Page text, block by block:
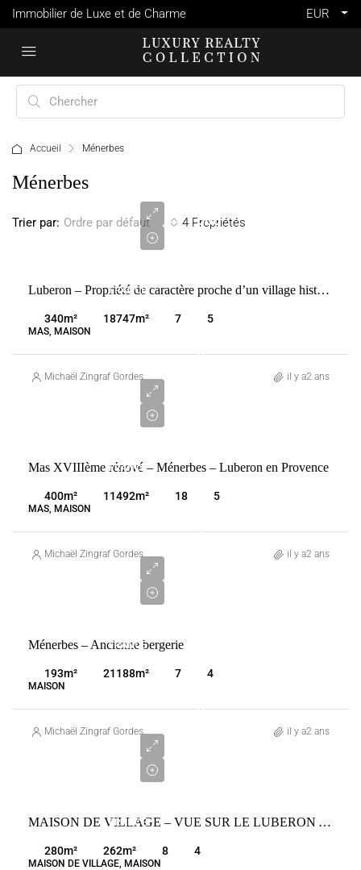
Immobilier de Luxe et de Charme EUR
Accueil Ménerbes
Ménerbes
4 Propriétés
Trier par: Ordre par défaut
FRANCE
000
Luberon – Propriété de caractère proche d’un village historique
340m² 18747m² 7 5
MAS, MAISON
Michaël Zingraf Gordes il y a2 ans
FRANCE
2
Mas XVIIIème rénové – Ménerbes – Luberon en Provence
400m² 11492m² 18 5
MAS, MAISON
Michaël Zingraf Gordes il y a2 ans
FRANCE
1
Ménerbes – Ancienne bergerie
193m² 21188m² 7 4
MAISON
Michaël Zingraf Gordes il y a2 ans
FRANCE
2
MAISON DE VILLAGE – VUE SUR LE LUBERON AVEC PISCINE
280m² 262m² 8 4
MAISON DE VILLAGE, MAISON